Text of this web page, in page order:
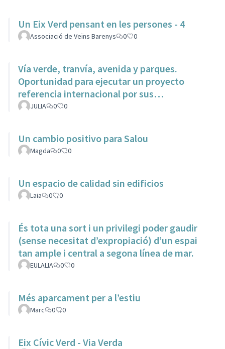
Un Eix Verd pensant en les persones - 4
Associació de Veïns Barenys 0 0
Vía verde, tranvía, avenida y parques.
Oportunidad para ejecutar un proyecto
referencia internacional por sus
características dentro del municipio.
JULIA 0 0
Un cambio positivo para Salou
Magda 0 0
Un espacio de calidad sin edificios
Laia 0 0
És tota una sort i un privilegi poder gaudir
(sense necesitat d’expropiació) d’un espai
tan ample i central a segona línea de mar.
EULALIA 0 0
Més aparcament per a l’estiu
Marc 0 0
Eix Cívic Verd - Via Verda